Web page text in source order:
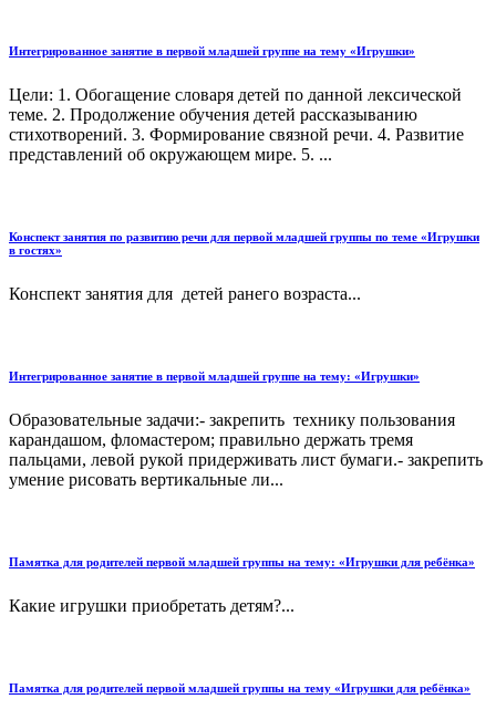
Интегрированное занятие в первой младшей группе на тему «Игрушки»
Цели: 1. Обогащение словаря детей по данной лексической
теме. 2. Продолжение обучения детей рассказыванию
стихотворений. 3. Формирование связной речи. 4. Развитие
представлений об окружающем мире. 5. ...
Конспект занятия по развитию речи для первой младшей группы по теме «Игрушки
в гостях»
Конспект занятия для детей ранего возраста...
Интегрированное занятие в первой младшей группе на тему: «Игрушки»
Образовательные задачи:- закрепить технику пользования
карандашом, фломастером; правильно держать тремя
пальцами, левой рукой придерживать лист бумаги.- закрепить
умение рисовать вертикальные ли...
Памятка для родителей первой младшей группы на тему: «Игрушки для ребёнка»
Какие игрушки приобретать детям?...
Памятка для родителей первой младшей группы на тему «Игрушки для ребёнка»